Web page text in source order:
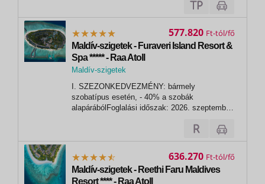
- - - - - - - - - - - - - -
- - - - -...
Maldív-szigetek - Furaveri Island Resort &
Spa ***** - Raa Atoll
Maldív-szigetek
I. SZEZONKEDVEZMÉNY: bármely
szobatípus esetén, - 40% a szobák
alapárábólFoglalási időszak: 2026. szeptember
december 23.- A kedvezmény a pótágy árából
is levonásra kerül,- további kedvezményekkel
ingyenes szoba...
577.820 Ft
Maldív-szigetek - Reethi Faru Maldives
Resort **** - Raa Atoll
636.270 Ft